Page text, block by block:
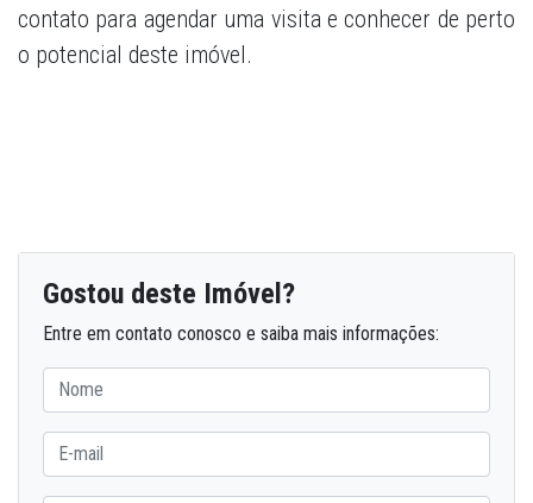
contato para agendar uma visita e conhecer de perto
o potencial deste imóvel.
Gostou deste Imóvel?
Entre em contato conosco e saiba mais informações: